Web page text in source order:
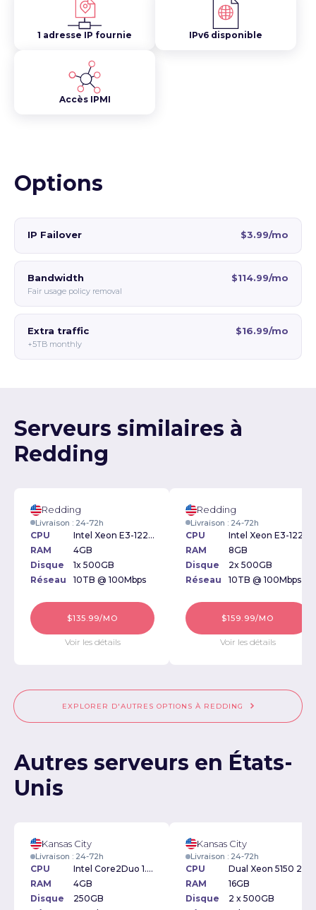
1 adresse IP fournie IPv6 disponible
Accès IPMI
Options
IP Failover $3.99/mo
Bandwidth
Fair usage policy removal
$114.99/mo
Extra traffic
+5TB monthly
$16.99/mo
Serveurs similaires à
Redding
Redding
Livraison : 24-72h
CPU
Intel Xeon E3-1220v2 3.10GHz
RAM
4GB
Disque
1x 500GB
Réseau
10TB @ 100Mbps
$135.99/MO
Voir les détails
Redding
Livraison : 24-72h
CPU
RAM
8GB
Disque
2x 500GB
Réseau
10TB @ 100Mbps
$159.99/MO
Voir les détails
EXPLORER D'AUTRES OPTIONS À REDDING
Autres serveurs en États-
Unis
Kansas City
Livraison : 24-72h
CPU
Intel Core2Duo 1.6GHz
RAM
4GB
Disque
250GB
Kansas City
Livraison : 24-72h
CPU
RAM
16GB
Disque
2 x 500GB